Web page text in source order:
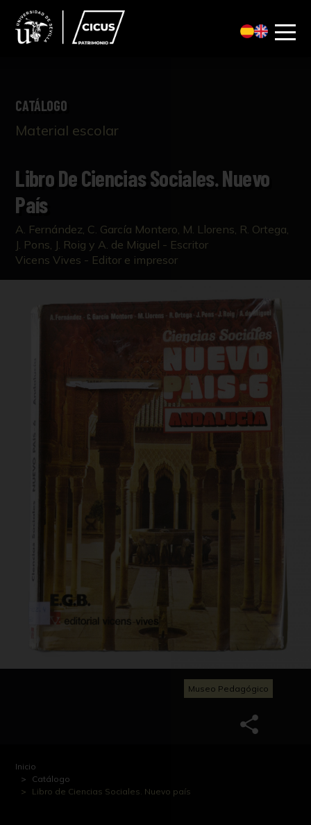
CATÁLOGO
Material escolar
Libro De Ciencias Sociales. Nuevo
País
A. Fernández, C. García Montero, M. Llorens, R. Ortega,
J. Pons, J. Roig y A. de Miguel - Escritor
Vicens Vives - Editor e impresor
Museo Pedagógico
Inicio
Catálogo
Libro de Ciencias Sociales. Nuevo país